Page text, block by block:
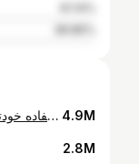
glowing rice mask🍚 انقدر تاثیر خوبی روی پوست داره که حتی بعد یکبار استفاده خودتون متوجه میشین🪄 دیگه نیازی به کرمپودر بعد دو هفته برای کاور پوستتون ندارین😬 4.9M
2.8M